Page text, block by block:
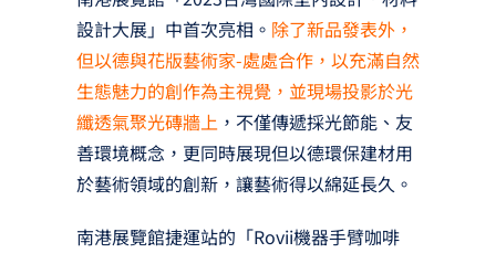
設計大展」中首次亮相。 除了新品發表外，
但以德與花版藝術家-處處合作，以充滿自然
生態魅力的創作為主視覺，並現場投影於光
纖透氣聚光磚牆上，不僅傳遞採光節能、友
善環境概念，更同時展現但以德環保建材用
於藝術領域的創新，讓藝術得以綿延長久。
南港展覽館捷運站的「Rovii機器手臂咖啡